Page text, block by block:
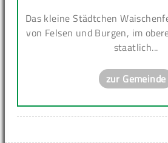
Das kleine Städtchen
von Felsen und Burgen, im
staatlich...
zur Gemeinde